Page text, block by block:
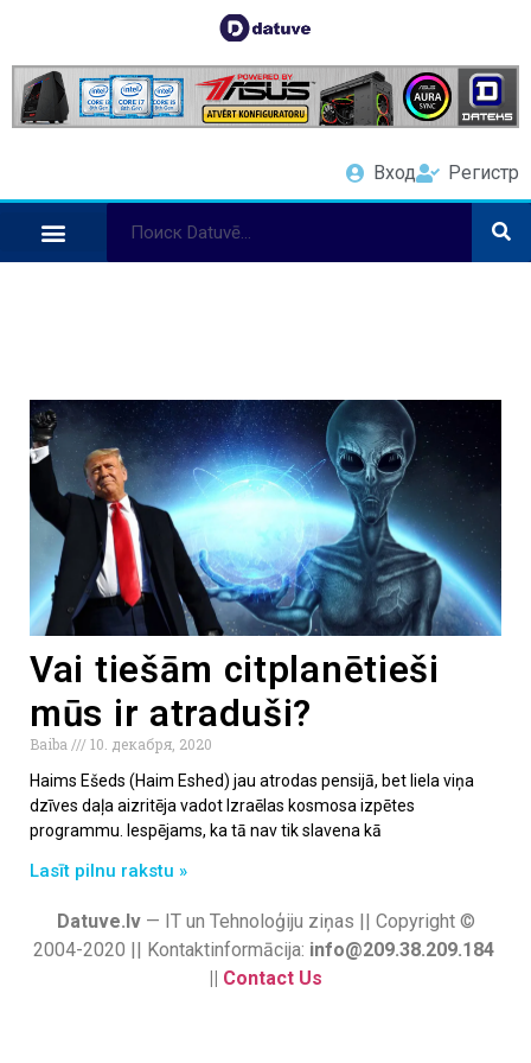
Вход Регистр
Vai tiešām citplanētieši
mūs ir atraduši?
Baiba
10. декабря, 2020
Haims Ešeds (Haim Eshed) jau atrodas pensijā, bet liela viņa
dzīves daļa aizritēja vadot Izraēlas kosmosa izpētes
programmu. Iespējams, ka tā nav tik slavena kā
Lasīt pilnu rakstu »
Datuve.lv— IT un Tehnoloģiju ziņas || Copyright ©
2004-2020 || Kontaktinformācija: info@209.38.209.184
|| Contact Us